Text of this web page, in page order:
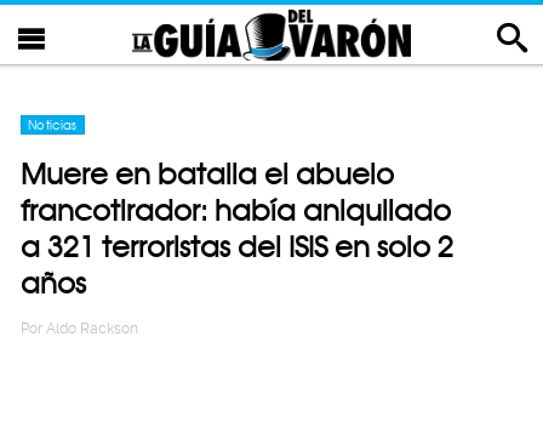
Noticias
Muere en batalla el abuelo
francotirador: había aniquilado
a 321 terroristas del ISIS en solo 2
años
Por Aldo Rackson